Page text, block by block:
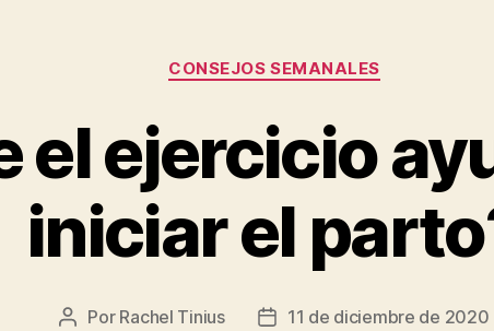
Categorías
CONSEJOS SEMANALES
el ejercicio
iniciar el
Autor
Por Rachel Tinius
Fecha11 de diciembre de 2020